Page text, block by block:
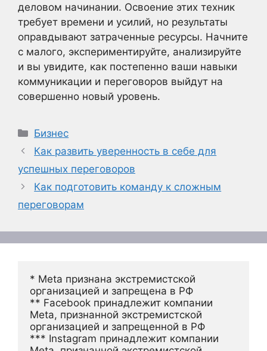
деловом начинании. Освоение этих техник
требует времени и усилий, но результаты
оправдывают затраченные ресурсы. Начните
с малого, экспериментируйте, анализируйте
и вы увидите, как постепенно ваши навыки
коммуникации и переговоров выйдут на
совершенно новый уровень.
Рубрики
Бизнес
Как развить уверенность в себе для
успешных переговоров
Как подготовить команду к сложным
переговорам
* Meta признана экстремистской
организацией и запрещена в РФ
** Facebook принадлежит компании
Meta, признанной экстремистской
организацией и запрещенной в РФ
*** Instagram принадлежит компании